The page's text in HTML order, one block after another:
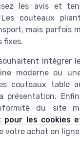
les avis et
couteaux
mais parfois
fixes.
intégrer
moderne ou
couteaux table
présentation.
du site
pour les cookies
votre achat en